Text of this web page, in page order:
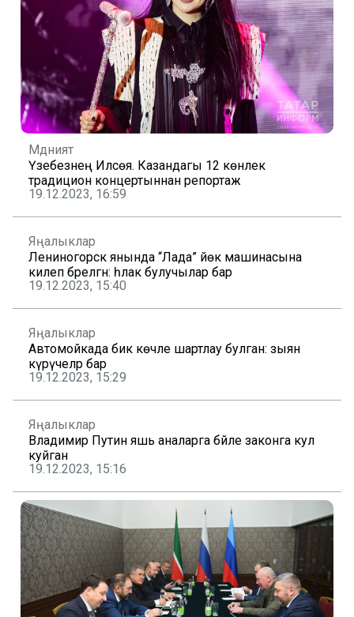
Мәдәният
Үзебезнең Илсөя. Казандагы 12 көнлек
традицион концертыннан репортаж
19.12.2023, 16:59
Яңалыклар
Лениногорск янында “Лада” йөк машинасына
килеп бәрелгән: һәлак булучылар бар
19.12.2023, 15:40
Яңалыклар
Автомойкада бик көчле шартлау булган: зыян
күрүчеләр бар
19.12.2023, 15:29
Яңалыклар
Владимир Путин яшь аналарга бәйле законга кул
куйган
19.12.2023, 15:16